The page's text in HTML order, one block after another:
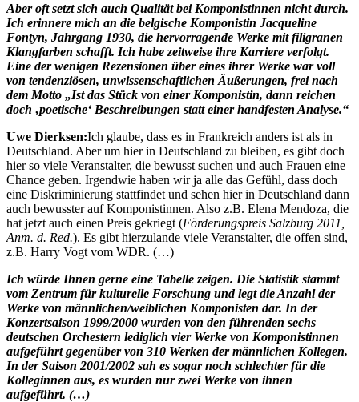
Aber oft setzt sich auch Qualität bei Komponistinnen nicht durch.
Ich erinnere mich an die belgische Komponistin Jacqueline
Fontyn, Jahrgang 1930, die hervorragende Werke mit filigranen
Klangfarben schafft. Ich habe zeitweise ihre Karriere verfolgt.
Eine der wenigen Rezensionen über eines ihrer Werke war voll
von tendenziösen, unwissenschaftlichen Äußerungen, frei nach
dem Motto „Ist das Stück von einer Komponistin, dann reichen
doch ‚poetische‘ Beschreibungen statt einer handfesten Analyse.“
Uwe Dierksen:Ich glaube, dass es in Frankreich anders ist als in
Deutschland. Aber um hier in Deutschland zu bleiben, es gibt doch
hier so viele Veranstalter, die bewusst suchen und auch Frauen eine
Chance geben. Irgendwie haben wir ja alle das Gefühl, dass doch
eine Diskriminierung stattfindet und sehen hier in Deutschland dann
auch bewusster auf Komponistinnen. Also z.B. Elena Mendoza, die
hat jetzt auch einen Preis gekriegt (Förderungspreis Salzburg 2011,
Anm. d. Red.). Es gibt hierzulande viele Veranstalter, die offen sind,
z.B. Harry Vogt vom WDR. (…)
Ich würde Ihnen gerne eine Tabelle zeigen. Die Statistik stammt
vom Zentrum für kulturelle Forschung und legt die Anzahl der
Werke von männlichen/weiblichen Komponisten dar. In der
Konzertsaison 1999/2000 wurden von den führenden sechs
deutschen Orchestern lediglich vier Werke von Komponistinnen
aufgeführt gegenüber von 310 Werken der männlichen Kollegen.
In der Saison 2001/2002 sah es sogar noch schlechter für die
Kolleginnen aus, es wurden nur zwei Werke von ihnen
aufgeführt. (…)